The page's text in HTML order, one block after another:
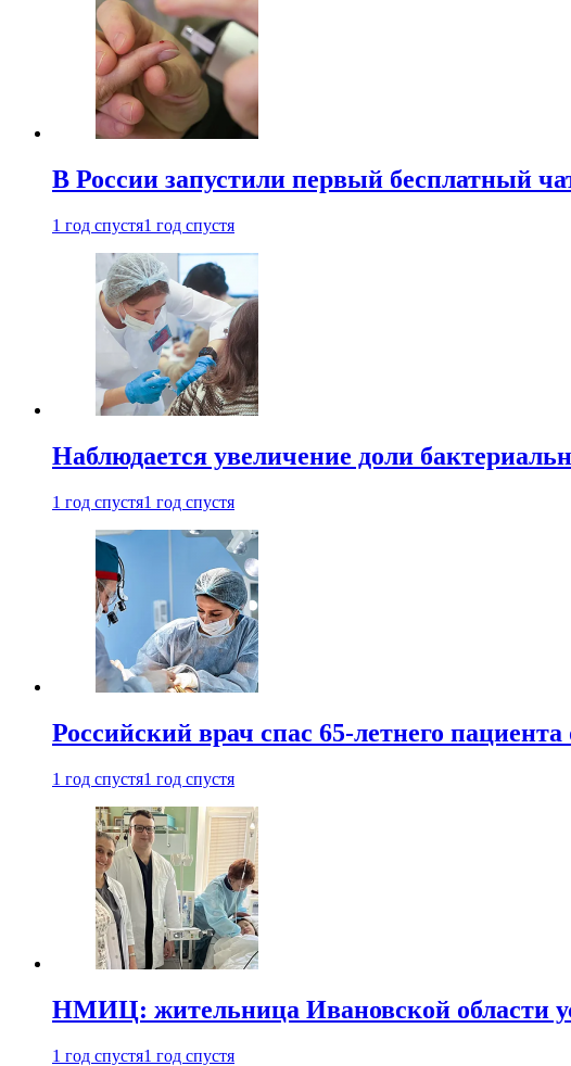
В России запустили первый бесплатный
1 год спустя1 год спустя
Наблюдается увеличение доли
1 год спустя1 год спустя
Российский врач спас 65-летнего
1 год спустя1 год спустя
НМИЦ: жительница Ивановской области
1 год спустя1 год спустя